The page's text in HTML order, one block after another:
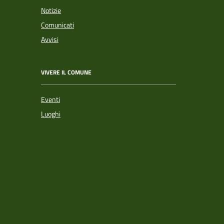
Notizie
Comunicati
Avvisi
VIVERE IL COMUNE
Eventi
Luoghi